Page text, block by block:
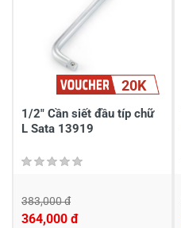
Gửi nhận xét20K
1/2" Cần siết đầu típ chữ
L Sata 13919
383,000 đ
364,000 đ